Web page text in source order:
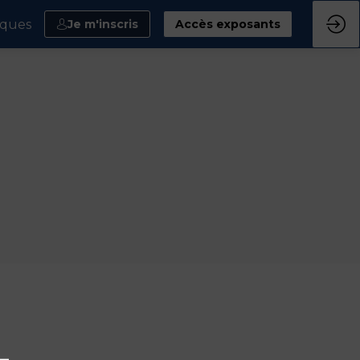
Je m'inscris Accès exposants